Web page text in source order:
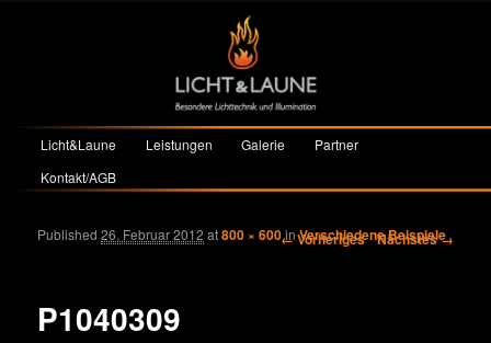
Hauptmenü
Zum primären Inhalt springen
Zum sekundären Inhalt springen
Licht&Laune Leistungen Galerie
Partner
Kontakt/AGB
Bilder-Navigation
← Vorheriges Nächstes →
P1040309
Published26. Februar 2012 at800 × 600inVerschiedene Beispiele